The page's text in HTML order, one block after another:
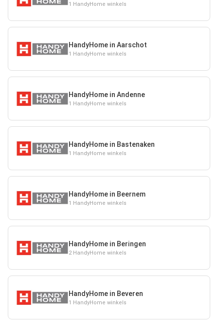
1 HandyHome winkels
HandyHome in Aarschot
1 HandyHome winkels
HandyHome in Andenne
1 HandyHome winkels
HandyHome in Bastenaken
1 HandyHome winkels
HandyHome in Beernem
1 HandyHome winkels
HandyHome in Beringen
2 HandyHome winkels
HandyHome in Beveren
1 HandyHome winkels